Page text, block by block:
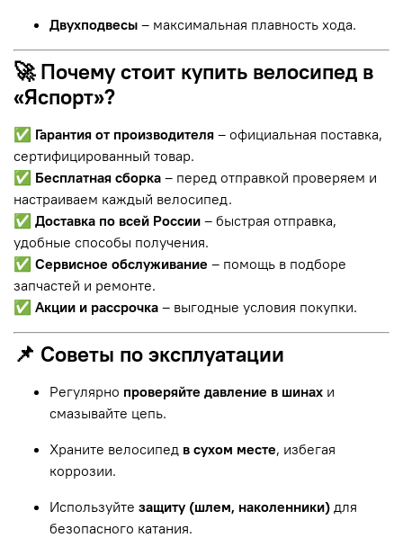
Двухподвесы – максимальная плавность хода.
🚀 Почему стоит купить велосипед в
«Яспорт»?
✅ Гарантия от производителя – официальная поставка,
сертифицированный товар.
✅ Бесплатная сборка – перед отправкой проверяем и
настраиваем каждый велосипед.
✅ Доставка по всей России – быстрая отправка,
удобные способы получения.
✅ Сервисное обслуживание – помощь в подборе
запчастей и ремонте.
✅ Акции и рассрочка – выгодные условия покупки.
📌 Советы по эксплуатации
Регулярно проверяйте давление в шинах и
смазывайте цепь.
Храните велосипед в сухом месте, избегая
коррозии.
Используйте защиту (шлем, наколенники) для
безопасного катания.